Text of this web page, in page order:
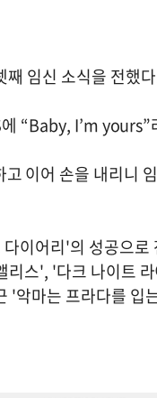
임신 소식을 전했
“Baby, I’m
이어 손을 내리니
이어리'의 성공으
리스', '다크 나이트
'악마는 프라다를 입